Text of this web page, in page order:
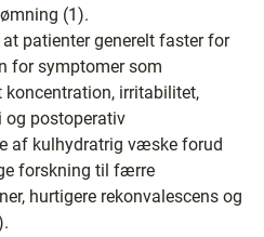
(1).
patienter generelt faster for
for symptomer som
koncentration, irritabilitet,
postoperativ
af kulhydratrig væske forud
forskning til færre
hurtigere rekonvalescens og